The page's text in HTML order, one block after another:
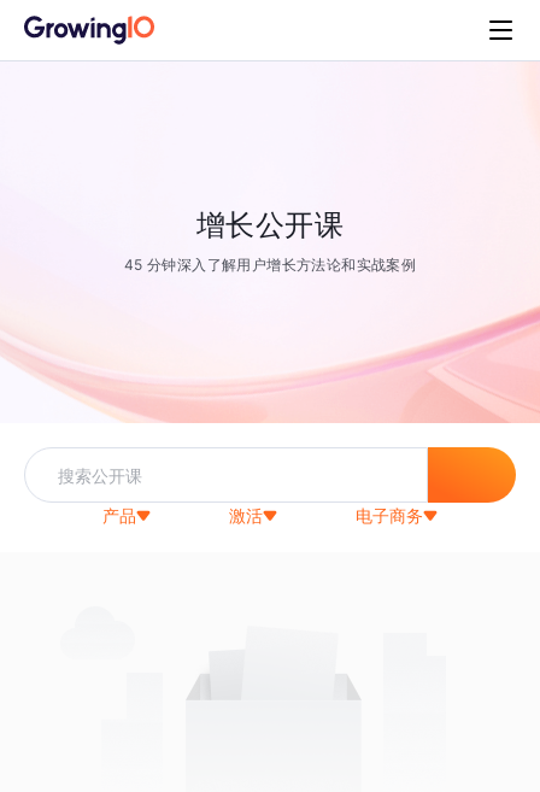
增长公开课
45 分钟深入了解用户增长方法论和实战案例
产品 激活 电子商务